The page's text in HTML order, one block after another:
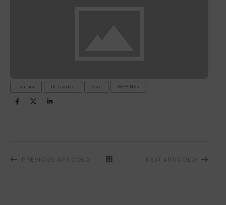
Leather Ri-Learher Ssip WEBINAR
PREVIOUS ARTICOLO NEXT ARTICOLO